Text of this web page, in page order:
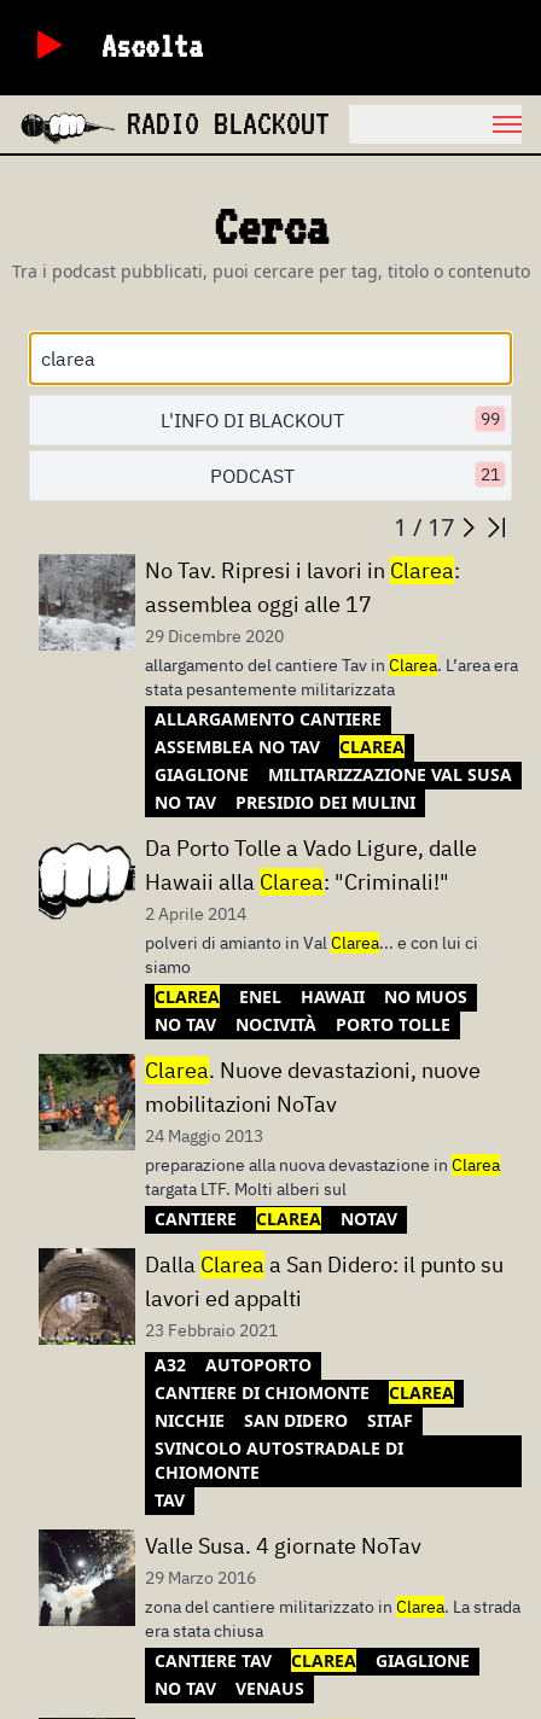
Ascolta
RADIO BLACKOUT
Cerca
Tra i podcast pubblicati, puoi cercare per tag, titolo o contenuto
L'INFO DI BLACKOUT 99
PODCAST 21
1 / 17
No Tav. Ripresi i lavori in Clarea:
assemblea oggi alle 17
29 Dicembre 2020
allargamento del cantiere Tav in Clarea. L’area era
stata pesantemente militarizzata
ALLARGAMENTO CANTIERE
ASSEMBLEA NO TAV
CLAREA
GIAGLIONE
MILITARIZZAZIONE VAL SUSA
NO TAV
PRESIDIO DEI MULINI
Da Porto Tolle a Vado Ligure, dalle
Hawaii alla Clarea: "Criminali!"
2 Aprile 2014
polveri di amianto in ValClarea... e con lui ci
siamo
CLAREA ENEL HAWAII
NO MUOS
NO TAV
NOCIVITÀ PORTO TOLLE
Clarea. Nuove devastazioni, nuove
mobilitazioni NoTav
24 Maggio 2013
preparazione alla nuova devastazione in Clarea
targata LTF. Molti alberi sul
CANTIERE CLAREA NOTAV
Dalla Clareaa San Didero: il punto su
lavori ed appalti
23 Febbraio 2021
A32
AUTOPORTO
CANTIERE DI CHIOMONTE
CLAREA
NICCHIE
SAN DIDERO
SITAF
SVINCOLO AUTOSTRADALE DI
CHIOMONTE
TAV
Valle Susa. 4 giornate NoTav
29 Marzo 2016
zona del cantiere militarizzato in Clarea. La strada
era stata chiusa
CANTIERE TAV CLAREA
GIAGLIONE
NO TAV
VENAUS